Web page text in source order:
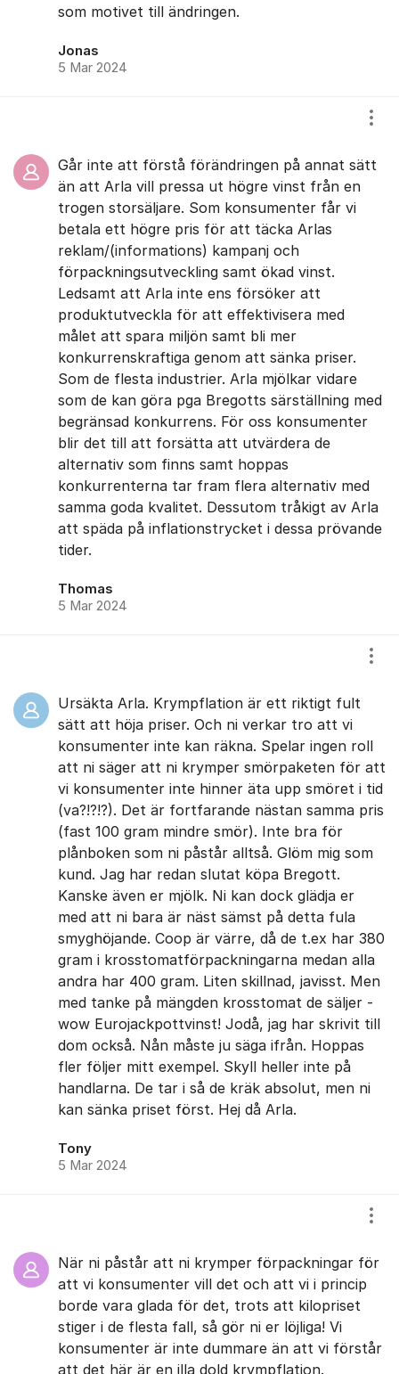
som motivet till ändringen.
Jonas
5 Mar 2024
Går inte att förstå förändringen på annat sätt
än att Arla vill pressa ut högre vinst från en
trogen storsäljare. Som konsumenter får vi
betala ett högre pris för att täcka Arlas
reklam/(informations) kampanj och
förpackningsutveckling samt ökad vinst.
Ledsamt att Arla inte ens försöker att
produktutveckla för att effektivisera med
målet att spara miljön samt bli mer
konkurrenskraftiga genom att sänka priser.
Som de flesta industrier. Arla mjölkar vidare
som de kan göra pga Bregotts särställning med
begränsad konkurrens. För oss konsumenter
blir det till att forsätta att utvärdera de
alternativ som finns samt hoppas
konkurrenterna tar fram flera alternativ med
samma goda kvalitet. Dessutom tråkigt av Arla
att späda på inflationstrycket i dessa prövande
tider.
Thomas
5 Mar 2024
Ursäkta Arla. Krympflation är ett riktigt fult
sätt att höja priser. Och ni verkar tro att vi
konsumenter inte kan räkna. Spelar ingen roll
att ni säger att ni krymper smörpaketen för att
vi konsumenter inte hinner äta upp smöret i tid
(va?!?!?). Det är fortfarande nästan samma pris
(fast 100 gram mindre smör). Inte bra för
plånboken som ni påstår alltså. Glöm mig som
kund. Jag har redan slutat köpa Bregott.
Kanske även er mjölk. Ni kan dock glädja er
med att ni bara är näst sämst på detta fula
smyghöjande. Coop är värre, då de t.ex har 380
gram i krosstomatförpackningarna medan alla
andra har 400 gram. Liten skillnad, javisst. Men
med tanke på mängden krosstomat de säljer -
wow Eurojackpottvinst! Jodå, jag har skrivit till
dom också. Nån måste ju säga ifrån. Hoppas
fler följer mitt exempel. Skyll heller inte på
handlarna. De tar i så de kräk absolut, men ni
kan sänka priset först. Hej då Arla.
Tony
5 Mar 2024
När ni påstår att ni krymper förpackningar för
att vi konsumenter vill det och att vi i princip
borde vara glada för det, trots att kilopriset
stiger i de flesta fall, så gör ni er löjliga! Vi
konsumenter är inte dummare än att vi förstår
att det här är en illa dold krympflation.